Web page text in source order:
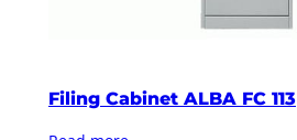
Filing Cabinet ALBA FC 113